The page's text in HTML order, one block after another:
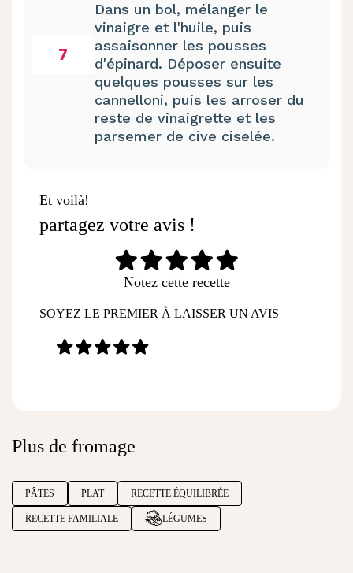
7
Dans un bol, mélanger le
vinaigre et l'huile, puis
assaisonner les pousses
d'épinard. Déposer ensuite
quelques pousses sur les
cannelloni, puis les arroser du
reste de vinaigrette et les
parsemer de cive ciselée.
Et voilà!
partagez votre avis !
Notez cette recette
SOYEZ LE PREMIER À LAISSER UN AVIS
-
Plus de fromage
PÂTES PLAT RECETTE ÉQUILIBRÉE
RECETTE FAMILIALE LÉGUMES